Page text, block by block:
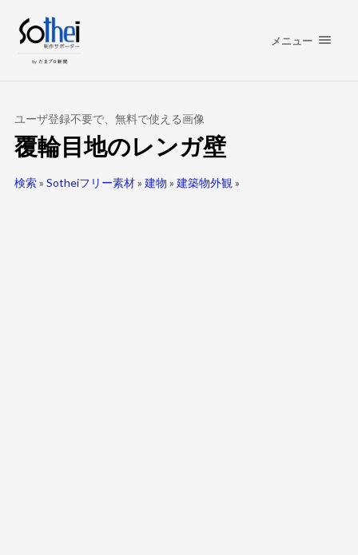
メニュー
ユーザ登録不要で、無料で使える画像
覆輪目地のレンガ壁
検索» Sotheiフリー素材» 建物 » 建築物外観 »